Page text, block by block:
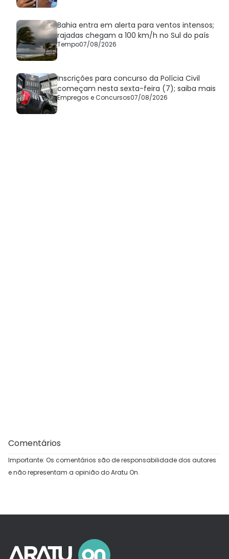
Bahia entra em alerta para ventos intensos;
rajadas chegam a 100 km/h no Sul do país
Tempo07/08/2026
Inscrições para concurso da Polícia Civil
começam nesta sexta-feira (7); saiba mais
Empregos e Concursos07/08/2026
Comentários
Importante: Os comentários são de responsabilidade dos autores
e não representam a opinião do Aratu On.